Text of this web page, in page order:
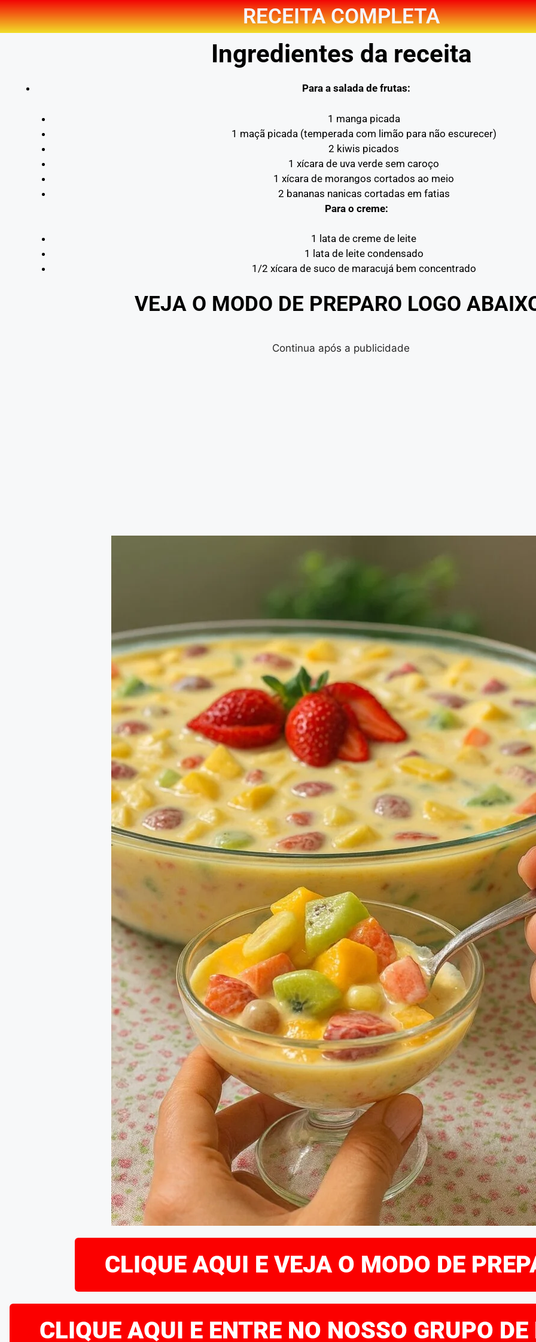
RECEITA COMPLETA
Ingredientes da receita
Para a salada de frutas:
1 manga picada
1 maçã picada (temperada com limão para não escurecer)
2 kiwis picados
1 xícara de uva verde sem caroço
1 xícara de morangos cortados ao meio
2 bananas nanicas cortadas em fatias
Para o creme:
1 lata de creme de leite
1 lata de leite condensado
1/2 xícara de suco de maracujá bem concentrado
VEJA O MODO DE PREPARO LOGO
Continua após a publicidade
CLIQUE AQUI E VEJA O MODO DE
CLIQUE AQUI E ENTRE NO NOSSO GRUPO DE